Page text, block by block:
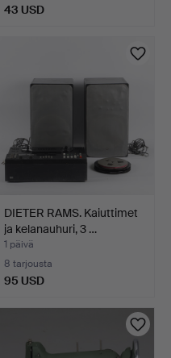
43 USD
DIETER RAMS. Kaiuttimet
ja kelanauhuri, 3 …
1 päivä
8 tarjousta
95 USD